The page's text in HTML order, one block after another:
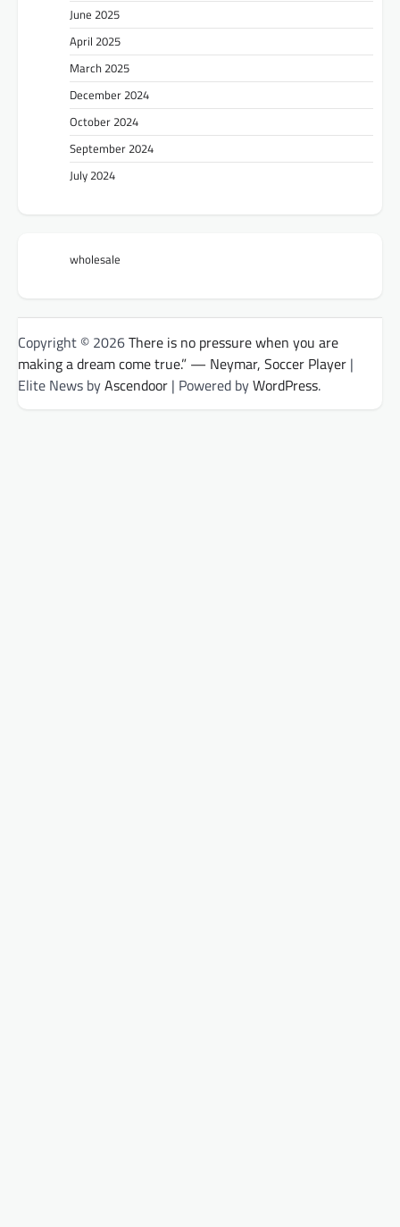
June 2025
April 2025
March 2025
December 2024
October 2024
September 2024
July 2024
wholesale
Copyright © 2026There is no pressure when you are
making a dream come true.” — Neymar, Soccer Player |
Elite News byAscendoor | Powered byWordPress.